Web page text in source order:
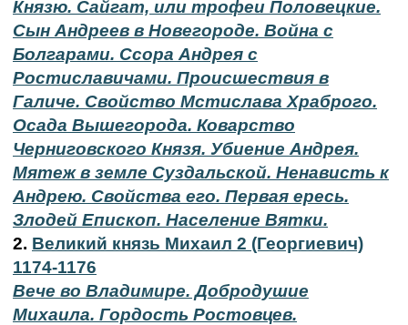
Князю. Сайгат, или трофеи Половецкие.
Сын Андреев в Новегороде. Война с
Болгарами. Ссора Андрея с
Ростиславичами. Происшествия в
Галиче. Свойство Мстислава Храброго.
Осада Вышегорода. Коварство
Черниговского Князя. Убиение Андрея.
Мятеж в земле Суздальской. Ненависть к
Андрею. Свойства его. Первая ересь.
Злодей Епископ. Население Вятки.
2. Великий князь Михаил 2 (Георгиевич)
1174-1176
Вече во Владимире. Добродушие
Михаила. Гордость Ростовцев.